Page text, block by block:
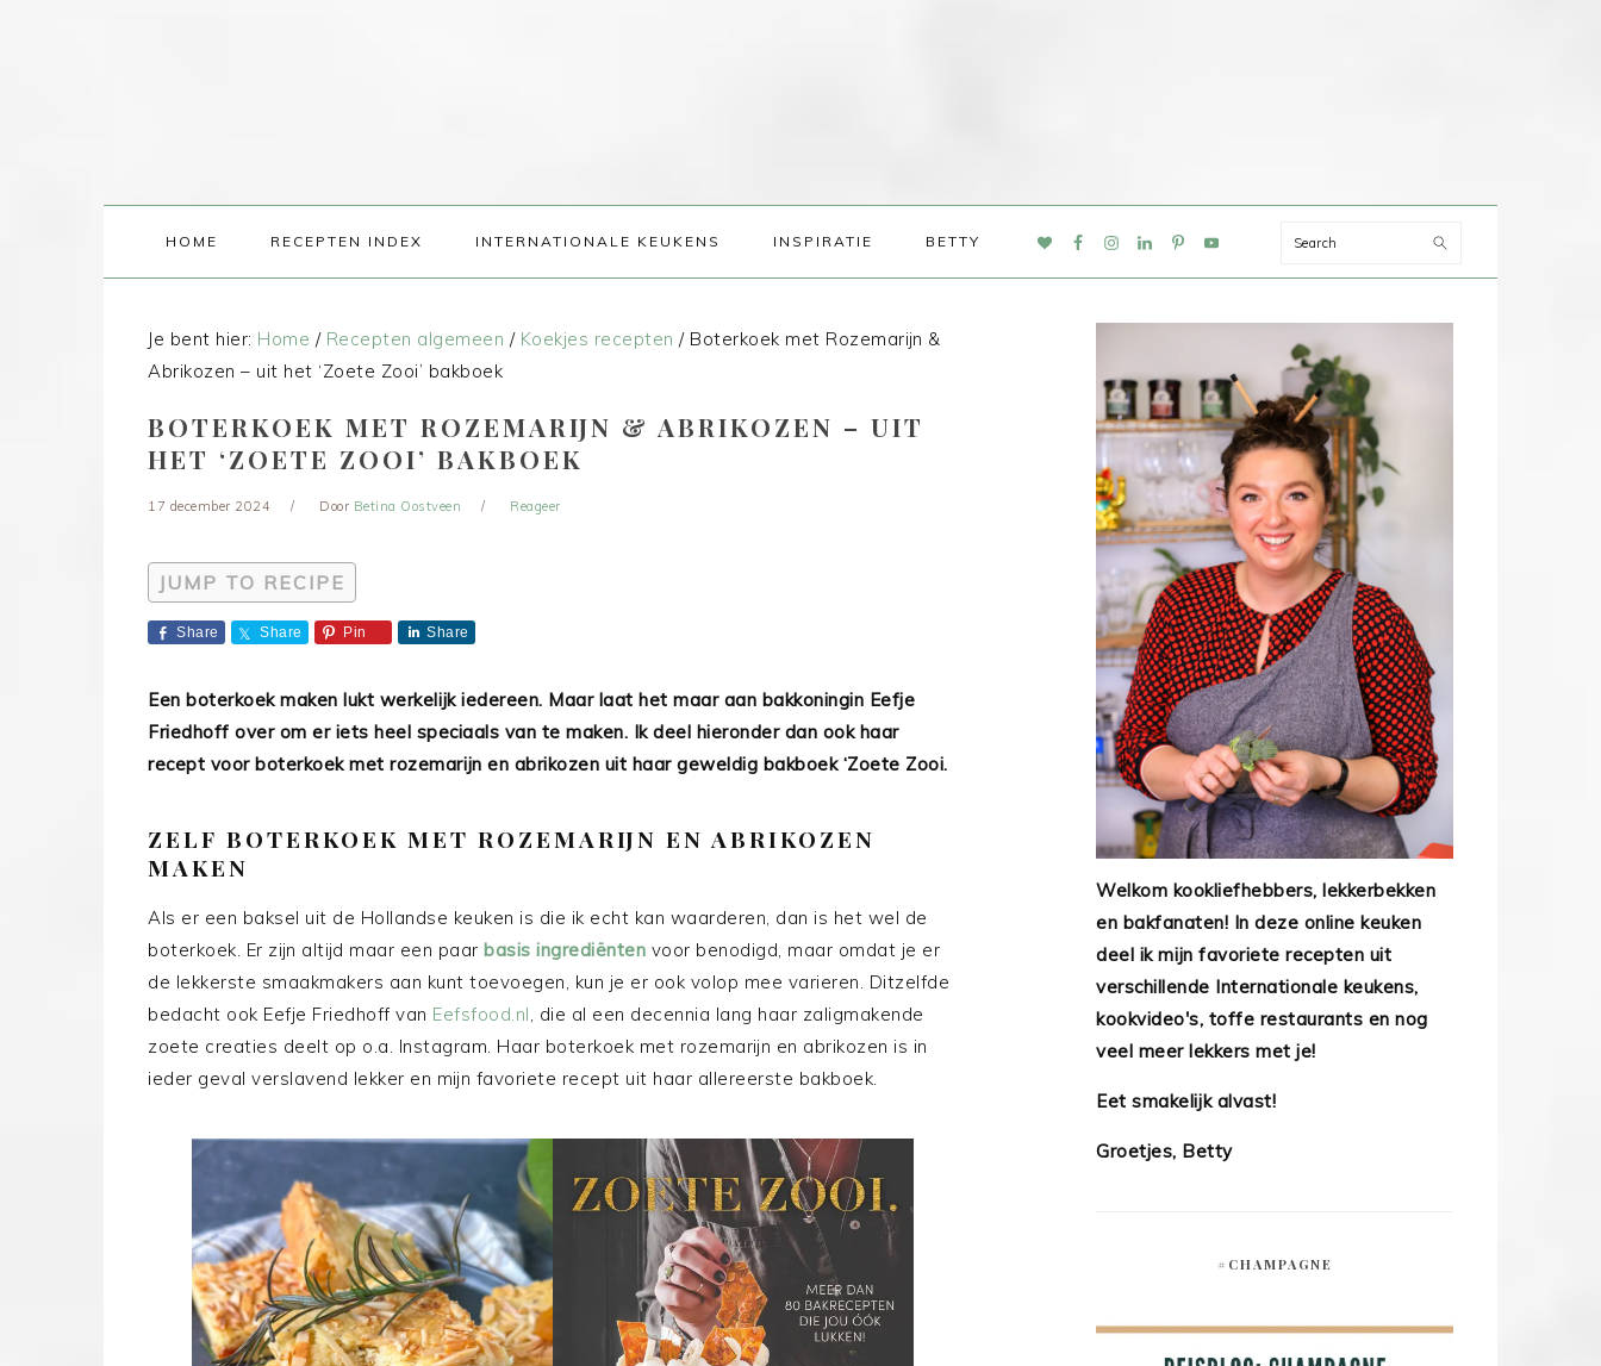
HOME RECEPTEN INDEX INTERNATIONALE KEUKENS INSPIRATIE BETTY
NAV
Search
Je bent hier: Home / Recepten algemeen / Koekjes recepten /Boterkoek met Rozemarijn &
Abrikozen – uit het ‘Zoete Zooi’ bakboek
BOTERKOEK MET ROZEMARIJN & ABRIKOZEN – UIT
HET ‘ZOETE ZOOI’ BAKBOEK
17 december 2024 Door Betina Oostveen Reageer
JUMP TO RECIPE
Share Share Pin Share
Een boterkoek maken lukt werkelijk iedereen. Maar laat het maar aan bakkoningin Eefje
Friedhoff over om er iets heel speciaals van te maken. Ik deel hieronder dan ook haar
recept voor boterkoek met rozemarijn en abrikozen uit haar geweldig bakboek ‘Zoete Zooi.
ZELF BOTERKOEK MET ROZEMARIJN EN ABRIKOZEN
MAKEN
Als er een baksel uit de Hollandse keuken is die ik echt kan waarderen, dan is het wel de
boterkoek. Er zijn altijd maar een paar basis ingrediënten voor benodigd, maar omdat je er
de lekkerste smaakmakers aan kunt toevoegen, kun je er ook volop mee varieren. Ditzelfde
bedacht ook Eefje Friedhoff van Eefsfood.nl, die al een decennia lang haar zaligmakende
zoete creaties deelt op o.a. Instagram. Haar boterkoek met rozemarijn en abrikozen is in
ieder geval verslavend lekker en mijn favoriete recept uit haar allereerste bakboek.
Welkom kookliefhebbers, lekkerbekken
en bakfanaten! In deze online keuken
deel ik mijn favoriete recepten uit
verschillende Internationale keukens,
kookvideo's, toffe restaurants en nog
veel meer lekkers met je!
Eet smakelijk alvast!
Groetjes, Betty
#CHAMPAGNE